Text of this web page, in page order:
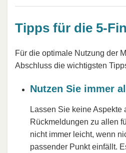
Tipps für die 5-
Für die optimale Nutzung der
Abschluss die wichtigsten
Nutzen Sie immer
Lassen Sie keine Aspekte
Rückmeldungen zu allen
nicht immer leicht, wenn
passender Punkt einfällt.